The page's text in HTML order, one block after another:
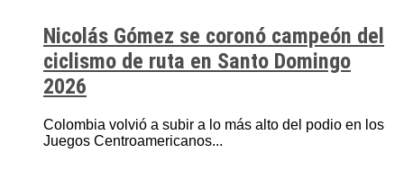
Nicolás Gómez se coronó campeón del
ciclismo de ruta en Santo Domingo
2026
Colombia volvió a subir a lo más alto del podio en los
Juegos Centroamericanos...